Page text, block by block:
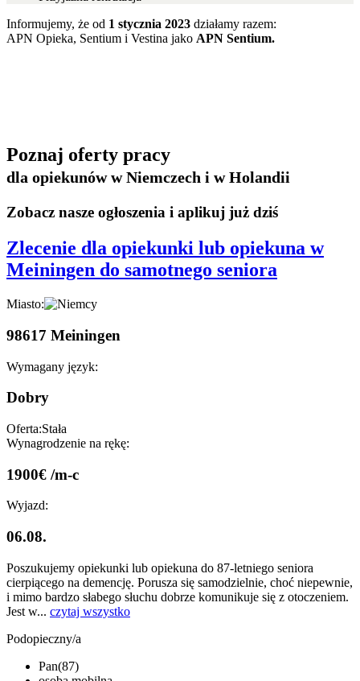
Informujemy, że od 1 stycznia 2023 działamy razem:
APN Opieka, Sentium i Vestina jako APN Sentium.
Poznaj oferty pracy
dla opiekunów w Niemczech i w Holandii
Zobacz nasze ogłoszenia i aplikuj już dziś
Zlecenie dla opiekunki lub opiekuna w
Meiningen do samotnego seniora
Miasto:
98617 Meiningen
Wymagany język:
Dobry
Oferta:Stała
Wynagrodzenie na rękę:
1900€ /m-c
Wyjazd:
06.08.
Poszukujemy opiekunki lub opiekuna do 87-letniego seniora
cierpiącego na demencję. Porusza się samodzielnie, choć niepewnie,
i mimo bardzo słabego słuchu dobrze komunikuje się z otoczeniem.
Jest w... czytaj wszystko
Podopieczny/a
Pan(87)